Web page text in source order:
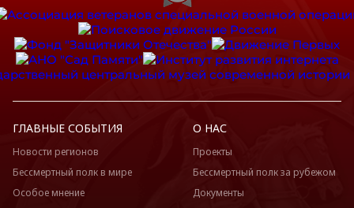
ГЛАВНЫЕ СОБЫТИЯ
Новости регионов
Бессмертный полк в мире
Особое мнение
О НАС
Проекты
Бессмертный полк за рубежом
Документы